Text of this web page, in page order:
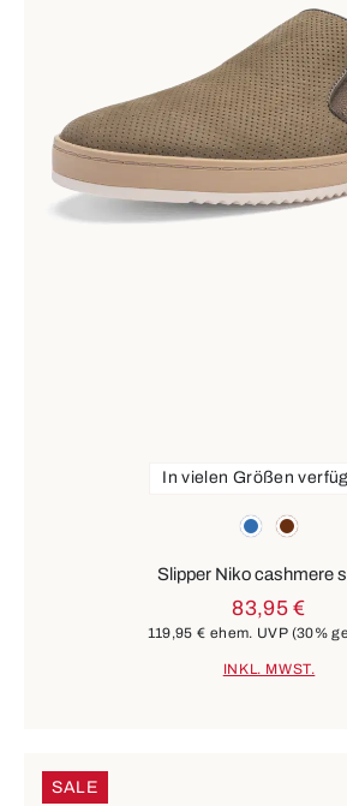
blau braun
In vielen Größen
Slipper Niko cashmere
83,95 €
119,95 € ehem. UVP (30%
INKL. MWST.
SALE